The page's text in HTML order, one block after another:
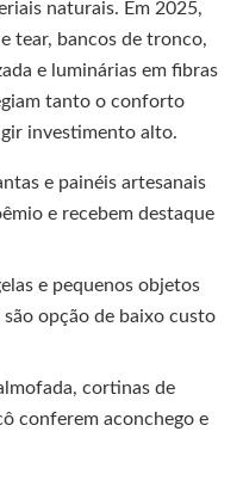
naturais. Em 2025,
tear, bancos de tronco,
e luminárias em fibras
tanto o conforto
investimento alto.
e painéis artesanais
e recebem destaque
e pequenos objetos
opção de baixo custo
cortinas de
conferem aconchego e